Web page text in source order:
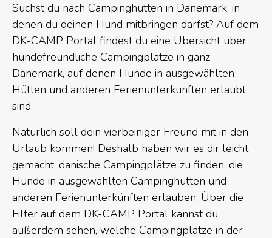
Suchst du nach Campinghütten in Dänemark, in
denen du deinen Hund mitbringen darfst? Auf dem
DK-CAMP Portal findest du eine Übersicht über
hundefreundliche Campingplätze in ganz
Dänemark, auf denen Hunde in ausgewählten
Hütten und anderen Ferienunterkünften erlaubt
sind.
Natürlich soll dein vierbeiniger Freund mit in den
Urlaub kommen! Deshalb haben wir es dir leicht
gemacht, dänische Campingplätze zu finden, die
Hunde in ausgewählten Campinghütten und
anderen Ferienunterkünften erlauben. Über die
Filter auf dem DK-CAMP Portal kannst du
außerdem sehen, welche Campingplätze in der